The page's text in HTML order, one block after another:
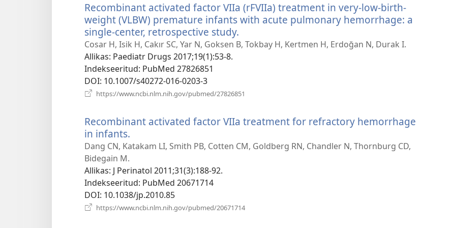
Recombinant activated factor VIIa (rFVIIa) treatment in very-low-birth-
weight (VLBW) premature infants with acute pulmonary hemorrhage: a
single-center, retrospective study.
uue
Cosar H, Isik H, Cakır SC, Yar N, Goksen B, Tokbay H, Kertmen H, Erdoğan N, Durak I.
Allikas‎: Paediatr Drugs 2017;19(1):53-8.
Indekseeritud‎: PubMed 27826851
DOI‎: 10.1007/s40272-016-0203-3
https://www.ncbi.nlm.nih.gov/pubmed/27826851
Recombinant activated factor VIIa treatment for refractory hemorrhage
in infants.
uue
Dang CN, Katakam LI, Smith PB, Cotten CM, Goldberg RN, Chandler N, Thornburg CD,
Bidegain M.
Allikas‎: J Perinatol 2011;31(3):188-92.
Indekseeritud‎: PubMed 20671714
DOI‎: 10.1038/jp.2010.85
https://www.ncbi.nlm.nih.gov/pubmed/20671714